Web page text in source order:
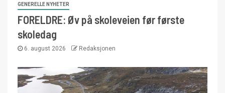
GENERELLE NYHETER
FORELDRE: Øv på skoleveien før første
skoledag
6. august 2026 Redaksjonen